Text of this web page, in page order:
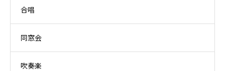
合唱
同窓会
吹奏楽